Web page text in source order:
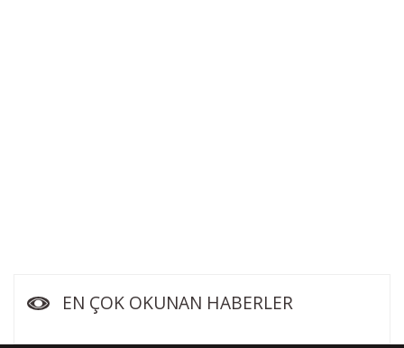
EN ÇOK OKUNAN HABERLER